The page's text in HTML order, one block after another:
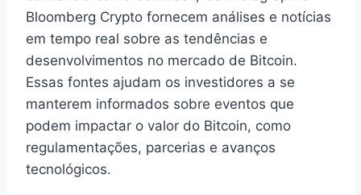
Bloomberg Crypto fornecem análises e notícias
em tempo real sobre as tendências e
desenvolvimentos no mercado de Bitcoin.
Essas fontes ajudam os investidores a se
manterem informados sobre eventos que
podem impactar o valor do Bitcoin, como
regulamentações, parcerias e avanços
tecnológicos.